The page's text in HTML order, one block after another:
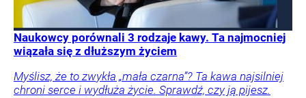
Naukowcy porównali 3 rodzaje kawy. Ta najmocniej
wiązała się z dłuższym życiem
Myślisz, że to zwykła „mała czarna”? Ta kawa najsilniej
chroni serce i wydłuża życie. Sprawdź, czy ją pijesz.